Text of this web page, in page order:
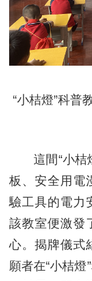
“小桔燈”科普
這間“小桔燈
板、安全用電
驗工具的電力
該教室便激發
心。揭牌儀式
願者在“小桔